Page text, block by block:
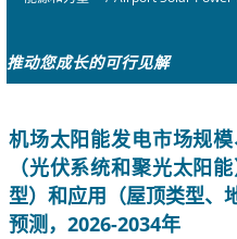
推动您成长的可行见解
机场太阳能发电市场规
（光伏系统和聚光太阳
型）和应用（屋顶类型、
预测，2026-2034年